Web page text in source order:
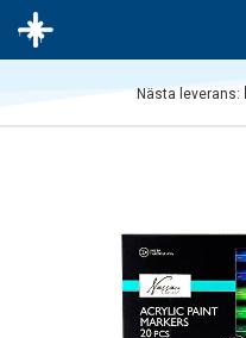
Nästa leverans: